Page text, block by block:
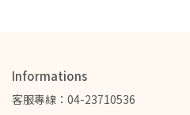
Informations
客服專線：04-23710536